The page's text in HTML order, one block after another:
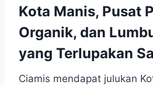
Kota Manis, Pusat
Organik, dan
yang Terlupakan
Ciamis mendapat julukan